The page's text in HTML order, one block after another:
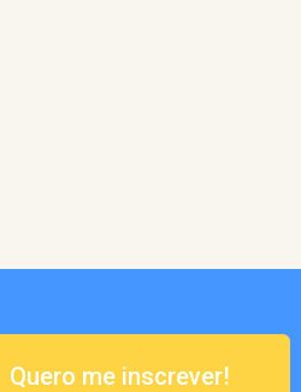
Quero me inscrever!